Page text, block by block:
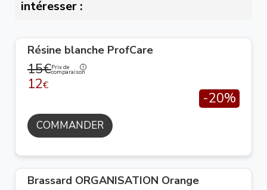
intéresser :
Résine blanche ProfCare
15€Prix de
comparaison
12€
-20%
COMMANDER
Brassard ORGANISATION Orange